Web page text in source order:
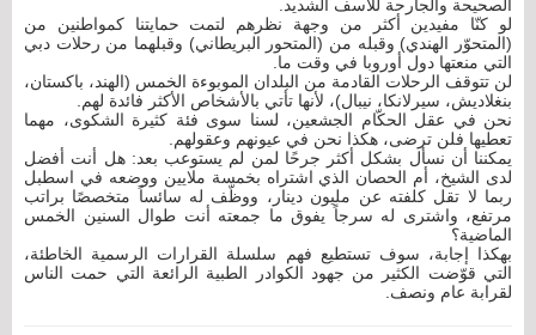
الصحيحة والجارحة للأسف الشديد.
لو كنّا مفيدين أكثر من وجهة نظرهم لتمت حمايتنا كمواطنين من
(المتحوّر الهندي) وقبله من (المتحور البريطاني) وقبلهما من رحلات دبي
التي منعتها دول أوروبا في وقت ما.
لن تتوقف الرحلات القادمة من البلدان الموبوءة الخمس (الهند، باكستان،
بنغلاديش، سيرلانكا، نيبال)، لأنها تأتي بالأشخاص الأكثر فائدة لهم.
نحن في عقل الحكّام الجشعين، لسنا سوى فئة كثيرة الشكوى، مهما
تعطيها فلن ترضى، هكذا نحن في عيونهم وعقولهم.
يمكننا أن نسأل بشكل أكثر جرحًا لمن لم يستوعب بعد: هل أنت أفضل
لدى الشيخ، أم الحصان الذي اشتراه بخمسة ملايين ووضعه في اسطبل
ربما لا تقل كلفته عن مليون دينار، ووظّف له سائساً متخصصًا براتب
مرتفع، واشترى له سرجاً يفوق ما جمعته أنت طوال السنين الخمس
الماضية؟
بهكذا إجابة، سوف تستطيع فهم سلسلة القرارات الرسمية الخاطئة،
التي قوّضت الكثير من جهود الكوادر الطبية الرائعة التي حمت الناس
لقرابة عام ونصف.